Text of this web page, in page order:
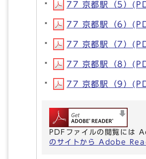
77 京都駅（5）
77 京都駅（6）
77 京都駅（7）
77 京都駅（8）
77 京都駅（9）
PDFファイルの閲覧には
のサイトから Adobe